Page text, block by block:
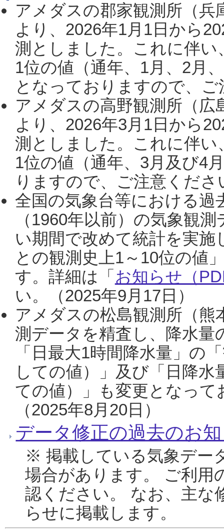
アメダスの郡家観測所（
より、2026年1月1日から
測としました。これに伴い
1位の値（通年、1月、2月
となっておりますので、
アメダスの高野観測所（
より、2026年3月1日から
測としました。これに伴い
1位の値（通年、3月及び4
りますので、ご注意くだ
全国の気象台等における過
（1960年以前）の気象観
い期間で改めて統計を実
との観測史上1～10位の値
す。詳細は「 お知らせ（
い。（2025年9月17日）
アメダスの松島観測所（熊
測データを精査し、降水
「日最大1時間降水量」の
しての値）」及び「日降
ての値）」も変更となっ
（2025年8月20日）
データ修正の過去のお
※ 掲載している気象デー
場合があります。 ご利用
認ください。 なお、主な
らせに掲載します。